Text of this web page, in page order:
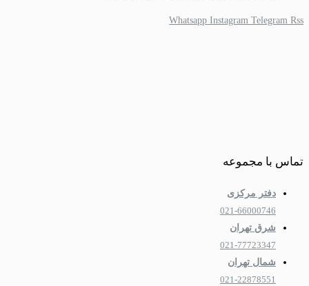
Whatsapp Instagram Telegram Rss
تماس با مجموعه
دفتر مرکزی
021-66000746
شرق تهران
021-77723347
شمال تهران
021-22878551